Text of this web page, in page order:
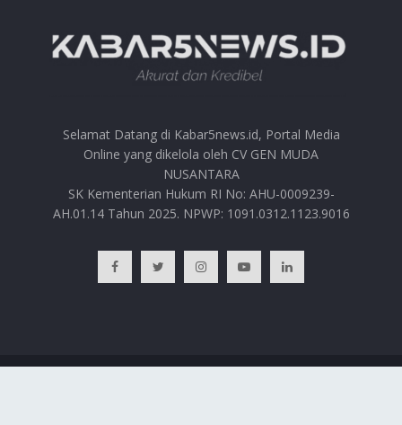
Selamat Datang di Kabar5news.id, Portal Media
Online yang dikelola oleh CV GEN MUDA
NUSANTARA
SK Kementerian Hukum RI No: AHU-0009239-
AH.01.14 Tahun 2025. NPWP: 1091.0312.1123.9016